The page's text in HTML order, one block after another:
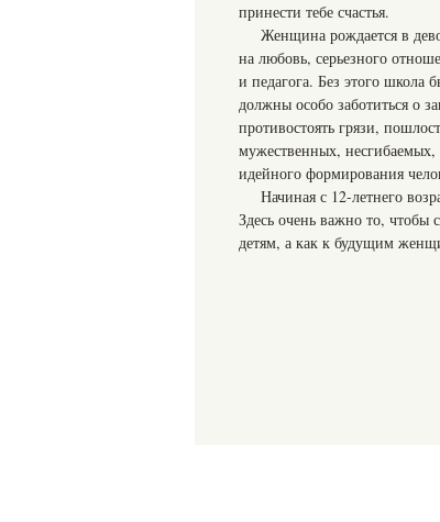
принести тебе счастья.
Женщина рождается в
на любовь, серьезного
и педагога. Без этого
должны особо заботиться о
противостоять грязи,
мужественных,
идейного формирования
Начиная с 12-летнего
Здесь очень важно то, чтобы
детям, а как к будущим